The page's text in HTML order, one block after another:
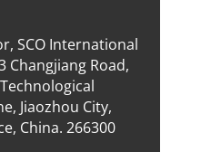
SCO International
Changjiang Road,
Jiaozhou City,
China. 266300